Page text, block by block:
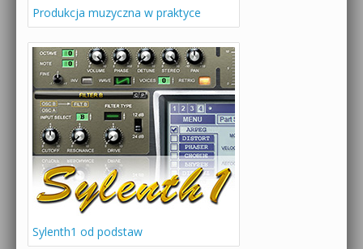
Produkcja muzyczna w praktyce
Sylenth1 od podstaw